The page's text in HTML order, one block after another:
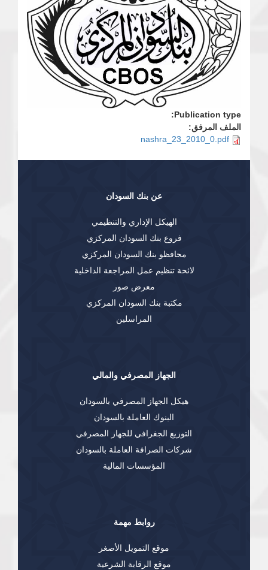
Publication type:
الملف المرفق:
nashra_23_2010_0.pdf
عن بنك السودان
الهيكل الإداري والتنظيمي
فروع بنك السودان المركزي
محافظو بنك السودان المركزي
لائحة تنظيم عمل المراجعة الداخلية
معرض صور
مكتبة بنك السودان المركزي
المراسلين
الجهاز المصرفي والمالي
هيكل الجهاز المصرفي بالسودان
البنوك العاملة بالسودان
التوزيع الجغرافي للجهاز المصرفي
شركات الصرافة العاملة بالسودان
المؤسسات المالية
روابط مهمة
موقع التمويل الأصغر
موقع الرقابة الشرعية